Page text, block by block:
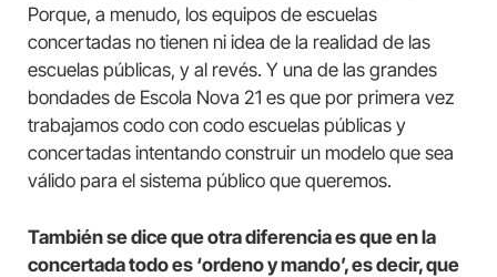
Porque, a menudo, los equipos de escuelas
concertadas no tienen ni idea de la realidad de las
escuelas públicas, y al revés. Y una de las grandes
bondades de Escola Nova 21 es que por primera vez
trabajamos codo con codo escuelas públicas y
concertadas intentando construir un modelo que sea
válido para el sistema público que queremos.
También se dice que otra diferencia es que en la
concertada todo es ‘ordeno y mando’, es decir, que